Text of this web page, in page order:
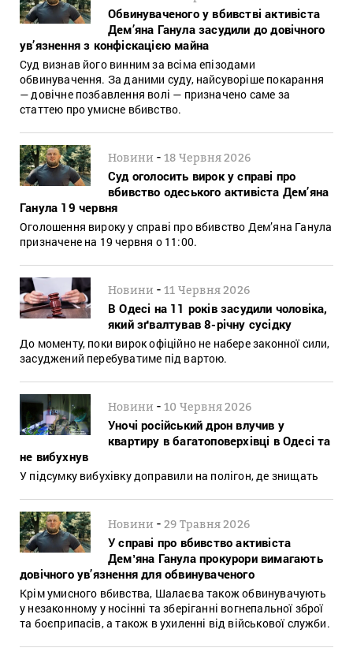
Обвинуваченого у вбивстві активіста
Дем’яна Ганула засудили до довічного
ув’язнення з конфіскацією майна
Суд визнав його винним за всіма епізодами
обвинувачення. За даними суду, найсуворіше покарання
— довічне позбавлення волі — призначено саме за
статтею про умисне вбивство.
Новини -18 Червня 2026
Суд оголосить вирок у справі про
вбивство одеського активіста Дем’яна
Ганула 19 червня
Оголошення вироку у справі про вбивство Дем’яна Ганула
призначене на 19 червня о 11:00.
Новини -11 Червня 2026
В Одесі на 11 років засудили чоловіка,
який зґвалтував 8-річну сусідку
До моменту, поки вирок офіційно не набере законної сили,
засуджений перебуватиме під вартою.
Новини -10 Червня 2026
Уночі російський дрон влучив у
квартиру в багатоповерхівці в Одесі та
не вибухнув
У підсумку вибухівку доправили на полігон, де знищать
Новини -29 Травня 2026
У справі про вбивство активіста
Демʼяна Ганула прокурори вимагають
довічного ув’язнення для обвинуваченого
Крім умисного вбивства, Шалаєва також обвинувачують
у незаконному у носінні та зберіганні вогнепальної зброї
та боєприпасів, а також в ухиленні від військової служби.